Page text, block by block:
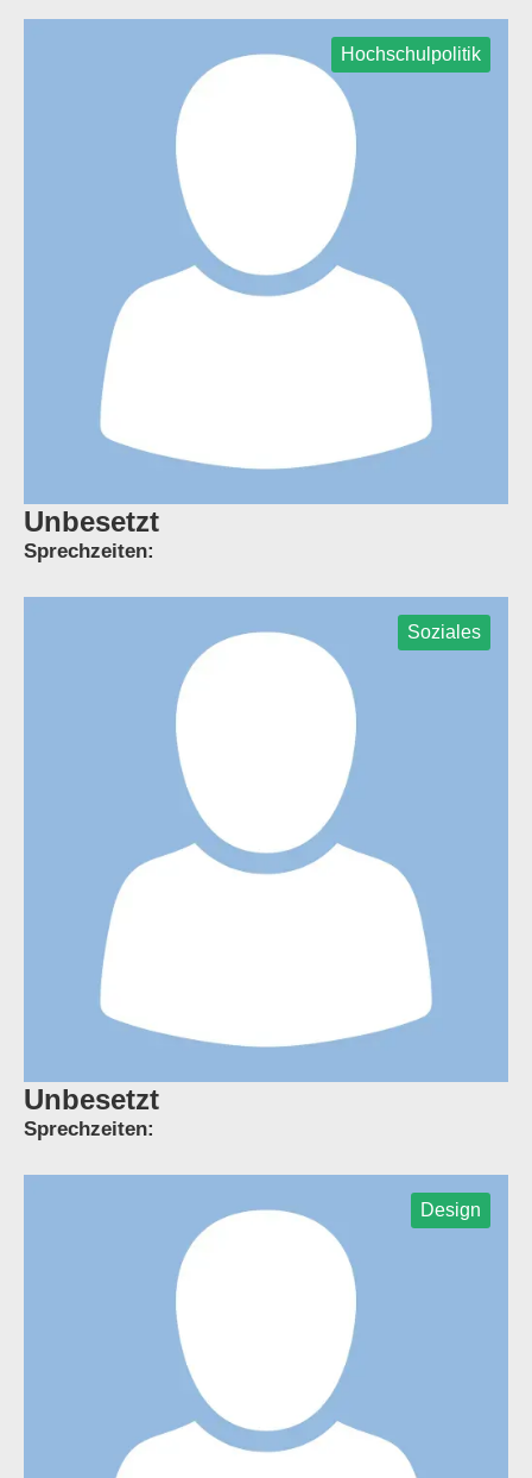
Hochschulpolitik
Unbesetzt
Sprechzeiten:
Soziales
Unbesetzt
Sprechzeiten:
Design